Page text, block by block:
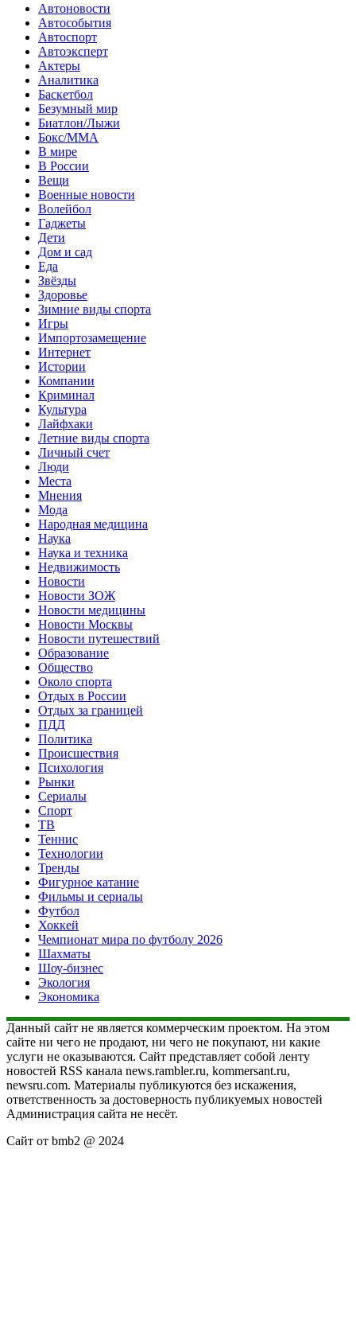
Автоновости
Автособытия
Автоспорт
Автоэксперт
Актеры
Аналитика
Баскетбол
Безумный мир
Биатлон/Лыжи
Бокс/MMA
В мире
В России
Вещи
Военные новости
Волейбол
Гаджеты
Дети
Дом и сад
Еда
Звёзды
Здоровье
Зимние виды спорта
Игры
Импортозамещение
Интернет
Истории
Компании
Криминал
Культура
Лайфхаки
Летние виды спорта
Личный счет
Люди
Места
Мнения
Мода
Народная медицина
Наука
Наука и техника
Недвижимость
Новости
Новости ЗОЖ
Новости медицины
Новости Москвы
Новости путешествий
Образование
Общество
Около спорта
Отдых в России
Отдых за границей
ПДД
Политика
Происшествия
Психология
Рынки
Сериалы
Спорт
ТВ
Теннис
Технологии
Тренды
Фигурное катание
Фильмы и сериалы
Футбол
Хоккей
Чемпионат мира по футболу 2026
Шахматы
Шоу-бизнес
Экология
Экономика
Данный сайт не является коммерческим проектом. На этом
сайте ни чего не продают, ни чего не покупают, ни какие
услуги не оказываются. Сайт представляет собой ленту
новостей RSS канала news.rambler.ru, kommersant.ru,
newsru.com. Материалы публикуются без искажения,
ответственность за достоверность публикуемых новостей
Администрация сайта не несёт.
Сайт от bmb2 @ 2024